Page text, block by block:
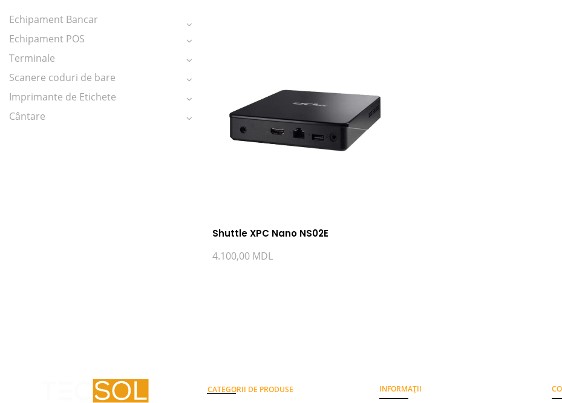
Echipament Bancar
Echipament POS
Terminale
Scanere coduri de bare
Imprimante de Etichete
Cântare
Shuttle XPC Nano NS02E
4.100,00 MDL
CATEGORII DE PRODUSE INFORMAȚII